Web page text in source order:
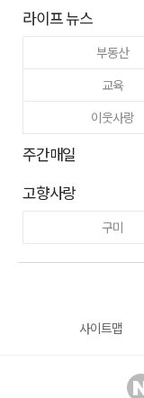
라이프 뉴스
부동산
교육
이웃사랑
주간매일
고향사랑
구미
사이트맵